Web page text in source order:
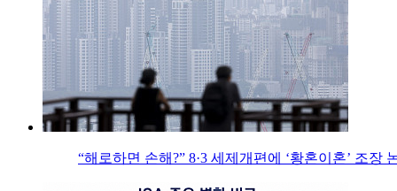
“해로하면 손해?” 8·3 세제개편에 ‘황혼이혼’ 조장